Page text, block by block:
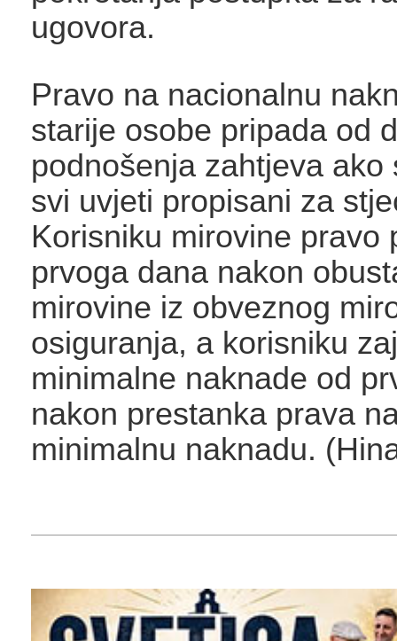
ugovora.
Pravo na nacionalnu
starije osobe pripada od
podnošenja zahtjeva ako
svi uvjeti propisani za
Korisniku mirovine pravo
prvoga dana nakon
mirovine iz obveznog
osiguranja, a korisniku
minimalne naknade od
nakon prestanka prava
minimalnu naknadu.